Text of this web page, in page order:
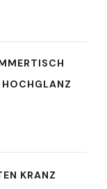
KRANZ